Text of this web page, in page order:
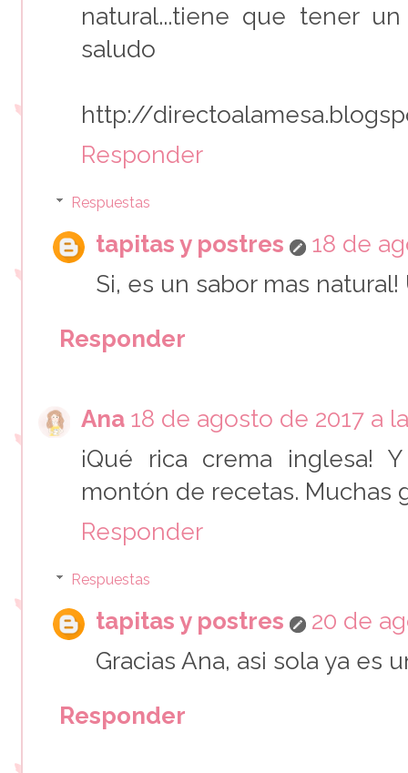
natural...tiene que tener
saludo
http://
Responder
Respuestas
tapitas y postres
18 de
Si, es un sabor mas
Responder
Ana 18 de agosto de 2017 a
¡Qué rica crema inglesa!
montón de recetas. Muchas
Responder
Respuestas
tapitas y postres
20 de
Gracias Ana, asi sola ya es
Responder